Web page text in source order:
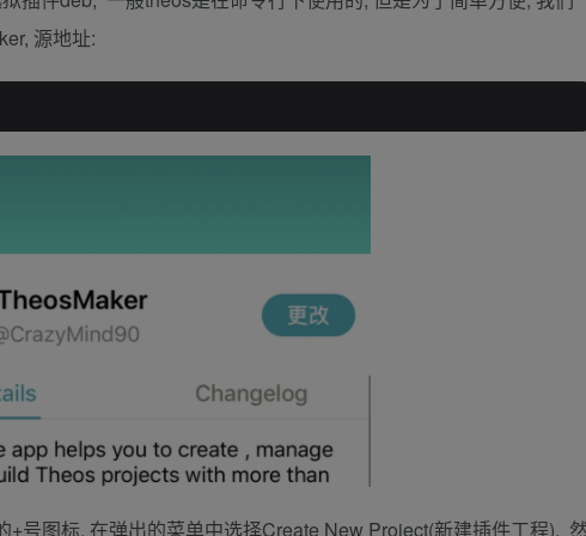
源地址:
号图标, 在弹出的菜单中选择Create New Project(新建插件工程),